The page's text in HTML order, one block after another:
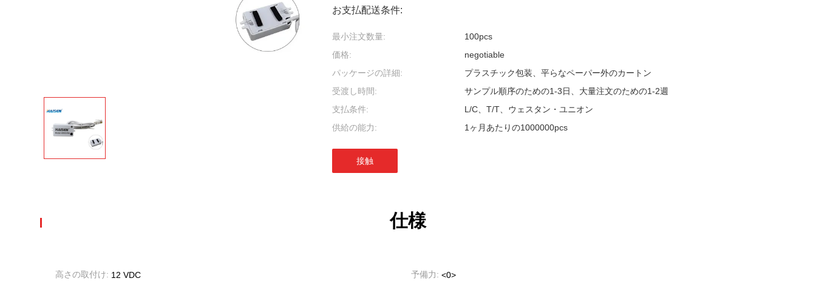
お支払配送条件:
最小注文数量:
100pcs
価格:
negotiable
パッケージの詳細:
プラスチック包装、平らなペーパー外のカートン
受渡し時間:
サンプル順序のための1-3日、大量注文のための1-2週
支払条件:
L/C、T/T、ウェスタン・ユニオン
供給の能力:
1ヶ月あたりの1000000pcs
接触
仕様
高さの取付け: 12 VDC 予備力: <0>